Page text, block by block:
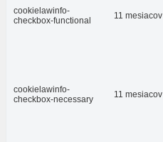
cookielawinfo-
checkbox-functional
11 mesiacov
cookielawinfo-
checkbox-necessary
11 mesiacov